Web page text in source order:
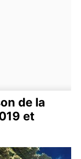
de la
et